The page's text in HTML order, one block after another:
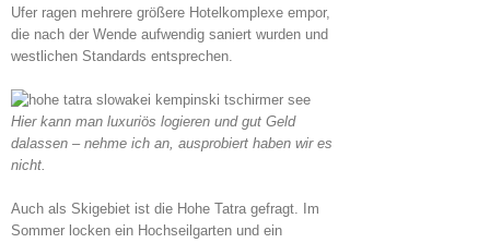
Ufer ragen mehrere größere Hotelkomplexe empor,
die nach der Wende aufwendig saniert wurden und
westlichen Standards entsprechen.
Hier kann man luxuriös logieren und gut Geld
dalassen – nehme ich an, ausprobiert haben wir es
nicht.
Auch als Skigebiet ist die Hohe Tatra gefragt. Im
Sommer locken ein Hochseilgarten und ein